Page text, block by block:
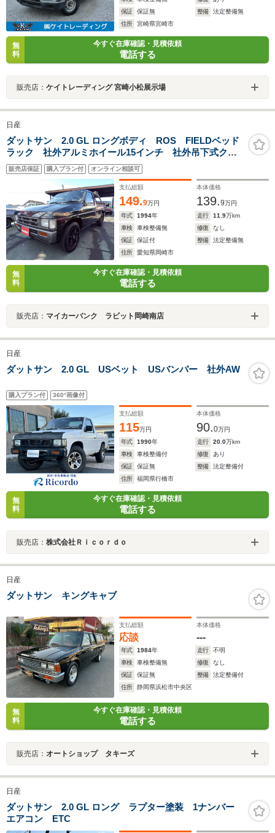
保証
保証無 整備
法定整備無
住所
宮崎県宮崎市
無
料
今すぐ在庫確認・見積依頼
電話する
販売店： ケイトレーディング 宮崎小松展示場
日産
ダットサン 2.0 GL ロングボディ ROS FIELDベッド
ラック 社外アルミホイール15インチ 社外吊下式クー
ラー 取説保証書 記録簿後日
販売店保証 購入プラン付 オンライン相談可
支払総額
149.9万円
本体価格
139.9万円
年式
1994年 走行 11.9万km
車検
車検整備無 修復
なし
保証
保証付 整備
法定整備無
住所
愛知県岡崎市
無
料
今すぐ在庫確認・見積依頼
電話する
販売店： マイカーバンク ラビット岡崎南店
日産
ダットサン 2.0 GL USベット USバンパー 社外AW
購入プラン付 360°画像付
支払総額
115万円
本体価格
90.0万円
年式
1990年 走行 20.0万km
車検
車検整備付 修復
あり
保証
保証無 整備
法定整備付
住所
福岡県行橋市
無
料
今すぐ在庫確認・見積依頼
電話する
販売店： 株式会社Ｒｉｃｏｒｄｏ
日産
ダットサン キングキャブ
支払総額
応談
本体価格
---
年式 1984年 走行
不明
車検
車検整備無 修復
なし
保証
保証無 整備
法定整備付
住所
静岡県浜松市中央区
無
料
今すぐ在庫確認・見積依頼
電話する
販売店： オートショップ タキーズ
日産
ダットサン 2.0 GL ロング ラプター塗装 1ナンバー
エアコン ETC